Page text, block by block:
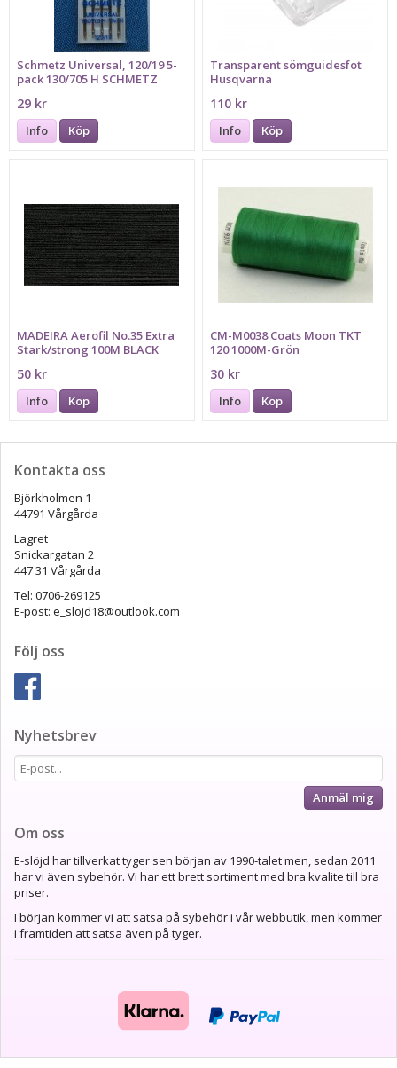
Schmetz Universal, 120/19 5-
pack 130/705 H SCHMETZ
29 kr
Info Köp
Transparent sömguidesfot
Husqvarna
110 kr
Info Köp
MADEIRA Aerofil No.35 Extra
Stark/strong 100M BLACK
50 kr
Info Köp
CM-M0038 Coats Moon TKT
120 1000M-Grön
30 kr
Info Köp
Kontakta oss
Björkholmen 1
44791 Vårgårda
Lagret
Snickargatan 2
447 31 Vårgårda
Tel: 0706-269125
E-post: e_slojd18@outlook.com
Följ oss
Nyhetsbrev
Anmäl mig
Om oss
E-slöjd har tillverkat tyger sen början av 1990-talet men, sedan 2011
har vi även sybehör. Vi har ett brett sortiment med bra kvalite till bra
priser.
I början kommer vi att satsa på sybehör i vår webbutik, men kommer
i framtiden att satsa även på tyger.